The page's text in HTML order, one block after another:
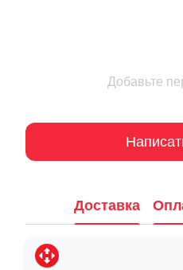
Добавьте
Доставка